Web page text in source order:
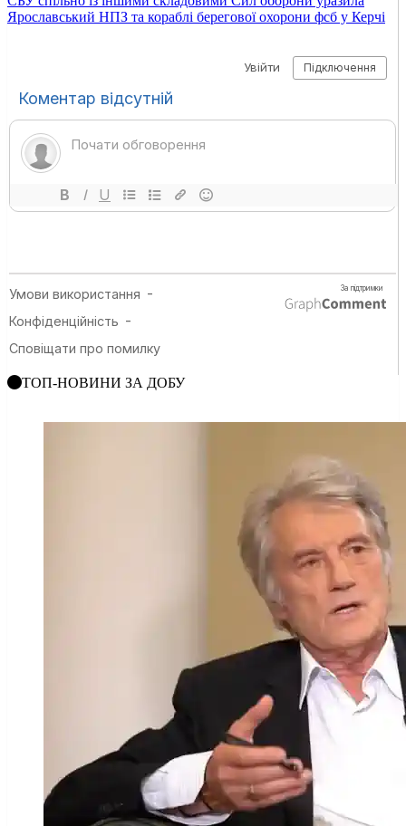
Ярославський НПЗ та кораблі берегової охорони фсб у Керчі
ТОП-НОВИНИ ЗА ДОБУ